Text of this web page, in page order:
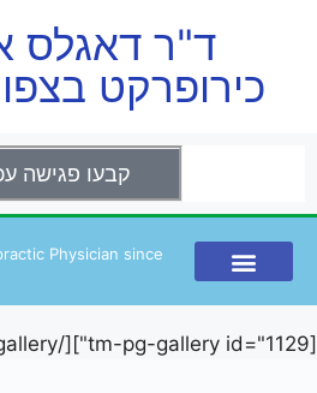
ד"ר דאגלס
כירופרקט
קבעו פגישה
Physician since
[tm-pg-gallery id="1129"][/tm-pg-gallery]